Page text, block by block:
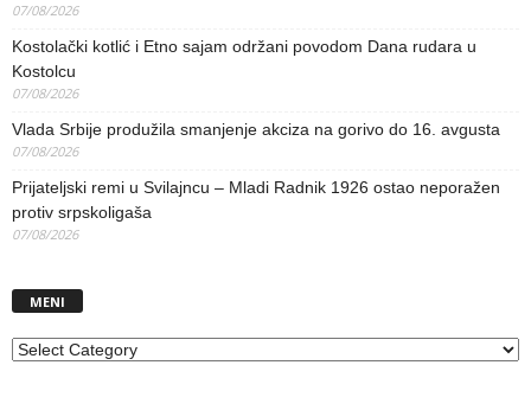
07/08/2026
Kostolački kotlić i Etno sajam održani povodom Dana rudara u
Kostolcu
07/08/2026
Vlada Srbije produžila smanjenje akciza na gorivo do 16. avgusta
07/08/2026
Prijateljski remi u Svilajncu – Mladi Radnik 1926 ostao neporažen
protiv srpskoligaša
07/08/2026
MENI
MENI